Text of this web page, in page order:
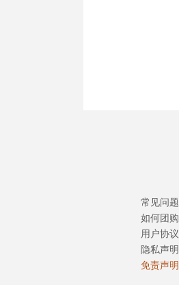
常见问题
如何团购
用户协议
隐私声明
免责声明